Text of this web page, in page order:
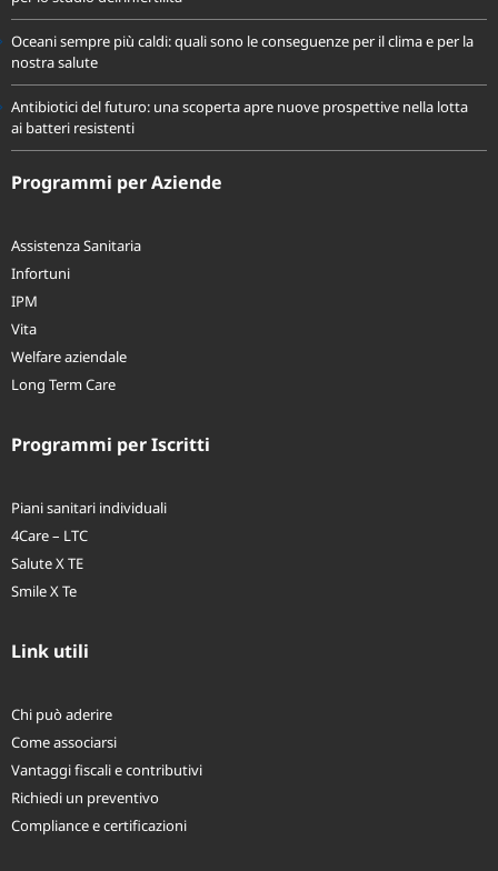
per lo studio dell’infertilità
Oceani sempre più caldi: quali sono le conseguenze per il clima e per la
nostra salute
Antibiotici del futuro: una scoperta apre nuove prospettive nella lotta
ai batteri resistenti
Programmi per Aziende
Assistenza Sanitaria
Infortuni
IPM
Vita
Welfare aziendale
Programmi per Iscritti
Piani sanitari individuali
4Care – LTC
Salute X TE
Chi può aderire
Come associarsi
Vantaggi fiscali e contributivi
Richiedi un preventivo